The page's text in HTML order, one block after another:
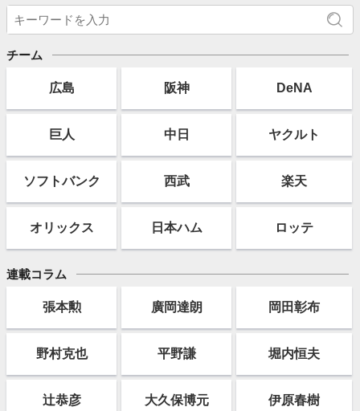
チーム
広島 阪神 DeNA
巨人 中日 ヤクルト
ソフトバンク 西武 楽天
オリックス 日本ハム ロッテ
連載コラム
張本勲 廣岡達朗 岡田彰布
野村克也 平野謙 堀内恒夫
辻恭彦 大久保博元 伊原春樹